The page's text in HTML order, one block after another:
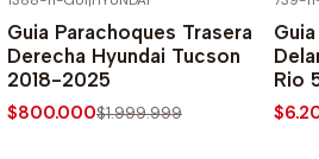
Guia Parachoques Trasera
Derecha Hyundai Tucson
2018-2025
$800.000$1.999.999
Rio